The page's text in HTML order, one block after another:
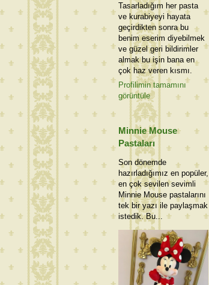
Tasarladığım her pasta
ve kurabiyeyi hayata
geçirdikten sonra bu
benim eserim diyebilmek
ve güzel geri bildirimler
almak bu işin bana en
çok haz veren kısmı.
Profilimin tamamını
görüntüle
Minnie Mouse
Pastaları
Son dönemde
hazırladığımız en popüler,
en çok sevilen sevimli
Minnie Mouse pastalarını
tek bir yazı ile paylaşmak
istedik. Bu...